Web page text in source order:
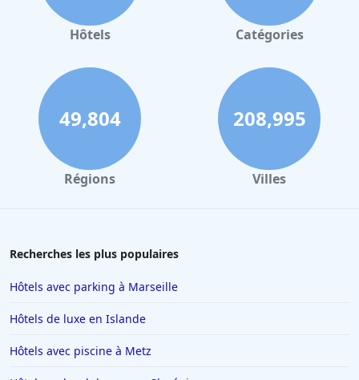
Hôtels Catégories
49,804
Régions
208,995
Villes
Recherches les plus populaires
Hôtels avec parking à Marseille
Hôtels de luxe en Islande
Hôtels avec piscine à Metz